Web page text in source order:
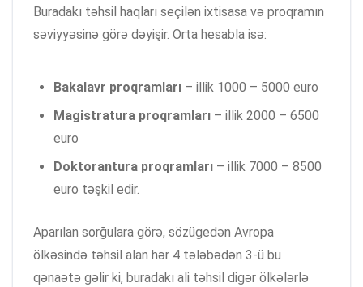
Buradakı təhsil haqları seçilən ixtisasa və proqramın
səviyyəsinə görə dəyişir. Orta hesabla isə:
Bakalavr proqramları – illik 1000 – 5000 euro
Magistratura proqramları – illik 2000 – 6500
euro
Doktorantura proqramları – illik 7000 – 8500
euro təşkil edir.
Aparılan sorğulara görə, sözügedən Avropa
ölkəsində təhsil alan hər 4 tələbədən 3-ü bu
qənaətə gəlir ki, buradakı ali təhsil digər ölkələrlə